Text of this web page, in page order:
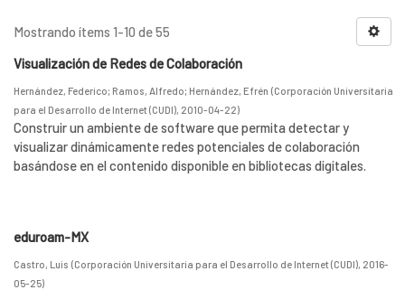
Mostrando ítems 1-10 de 55
Visualización de Redes de Colaboración
Hernández, Federico; Ramos, Alfredo; Hernández, Efrén (Corporación Universitaria
para el Desarrollo de Internet (CUDI), 2010-04-22)
Construir un ambiente de software que permita detectar y
visualizar dinámicamente redes potenciales de colaboración
basándose en el contenido disponible en bibliotecas digitales.
eduroam-MX
Castro, Luis (Corporación Universitaria para el Desarrollo de Internet (CUDI), 2016-
05-25)